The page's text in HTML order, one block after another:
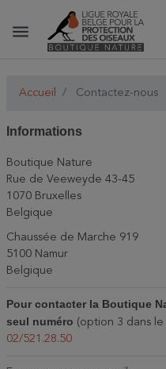
menu
Accueil Contactez-nous
Informations
Boutique Nature
Rue de Veeweyde 43-45
1070 Bruxelles
Belgique
Chaussée de Marche 919
5100 Namur
Belgique
Pour contacter la Boutique
seul numéro (option 3 dans le
02/521.28.50